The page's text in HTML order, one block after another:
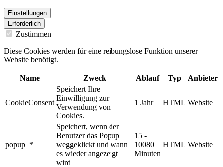
Einstellungen
Erforderlich
Zustimmen
Diese Cookies werden für eine reibungslose Funktion unserer
Website benötigt.
Name Zweck Ablauf Typ Anbieter
CookieConsent
Speichert Ihre
Einwilligung zur
Verwendung von
Cookies.
1 Jahr HTML Website
popup_*
Speichert, wenn der
Benutzer das Popup
weggeklickt und wann
es wieder angezeigt
wird
15 -
10080
Minuten
HTML Website